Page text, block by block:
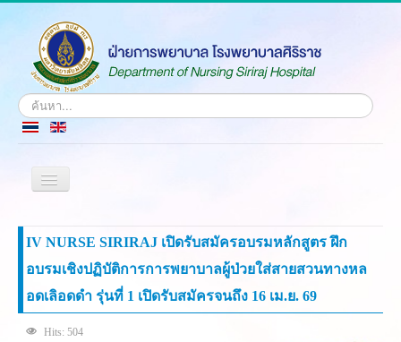
Search
...
Toggle
Home
History
Vision & Mission
Identity
IV NURSE SIRIRAJ เปิดรับสมัครอบรมหลักสูตร ฝึก
อบรมเชิงปฏิบัติการการพยาบาลผู้ป่วยใส่สายสวนทางหล
อดเลิอดดำ รุ่นที่ 1 เปิดรับสมัครจนถึง 16 เม.ย. 69
Hits: 504